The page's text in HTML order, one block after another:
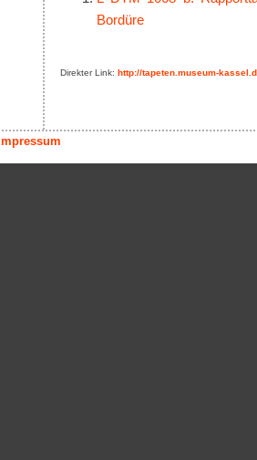
Bordüre
Direkter Link: http://tapeten.museum-
Impressum